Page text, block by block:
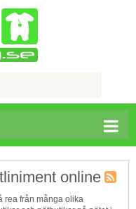
Tagg
online
rea från många olika